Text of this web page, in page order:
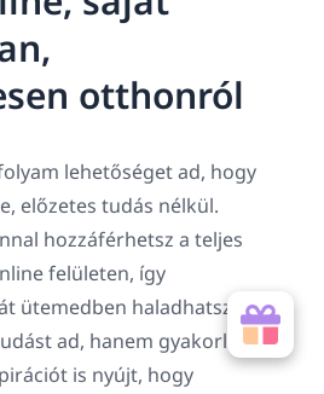
otthonról
lehetőséget ad, hogy
előzetes tudás nélkül.
hozzáférhetsz a teljes
felületen, így
ütemedben haladhatsz. A
ad, hanem gyakorlati
is nyújt, hogy